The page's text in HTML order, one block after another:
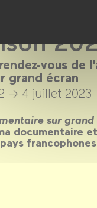
vous de
grand écran
→ 4 juillet 2023
sur grand
documentaire